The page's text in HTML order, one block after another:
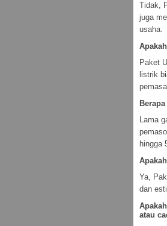
Tidak,
juga
usaha.
Paket
listrik
Lama
hingga
Ya,
dan
atau